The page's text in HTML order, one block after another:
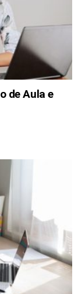
de Aula e